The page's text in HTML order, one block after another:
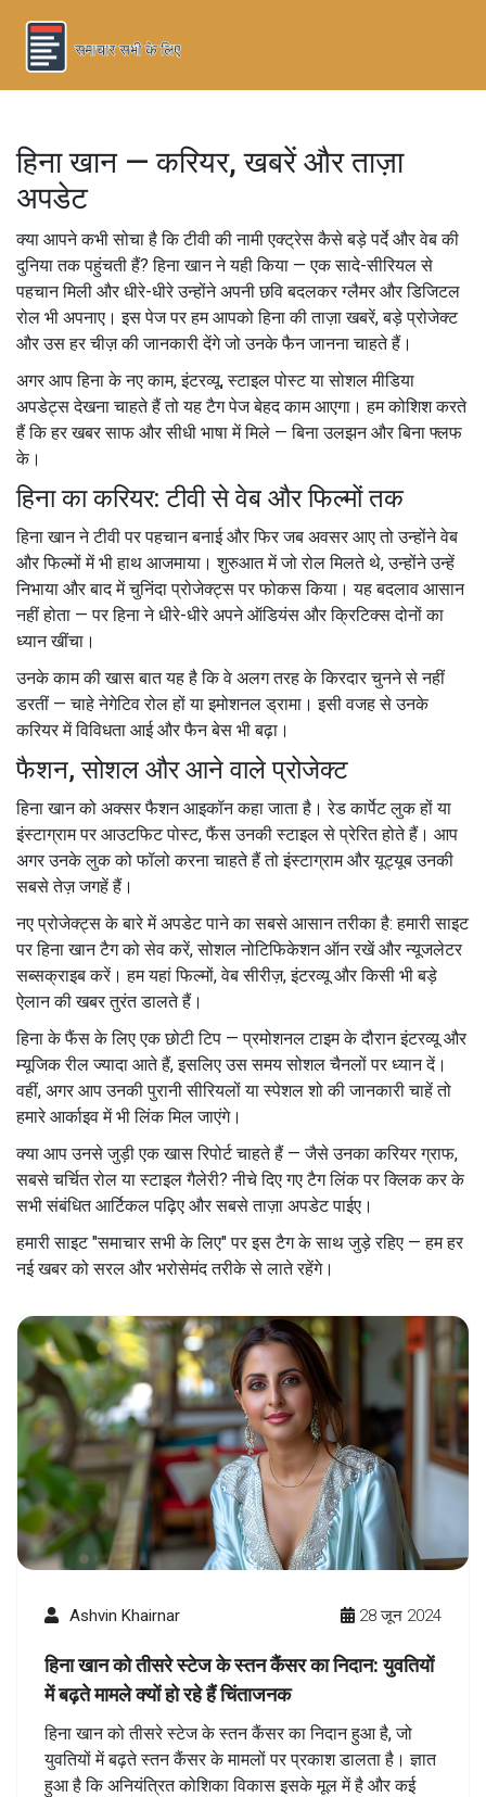
हिना खान — करियर, खबरें और ताज़ा
अपडेट
क्या आपने कभी सोचा है कि टीवी की नामी एक्ट्रेस कैसे बड़े पर्दे और वेब की
दुनिया तक पहुंचती हैं? हिना खान ने यही किया — एक सादे-सीरियल से
पहचान मिली और धीरे-धीरे उन्होंने अपनी छवि बदलकर ग्लैमर और डिजिटल
रोल भी अपनाए। इस पेज पर हम आपको हिना की ताज़ा खबरें, बड़े प्रोजेक्ट
और उस हर चीज़ की जानकारी देंगे जो उनके फैन जानना चाहते हैं।
अगर आप हिना के नए काम, इंटरव्यू, स्टाइल पोस्ट या सोशल मीडिया
अपडेट्स देखना चाहते हैं तो यह टैग पेज बेहद काम आएगा। हम कोशिश करते
हैं कि हर खबर साफ और सीधी भाषा में मिले — बिना उलझन और बिना फ्लफ
के।
हिना का करियर: टीवी से वेब और फिल्मों तक
हिना खान ने टीवी पर पहचान बनाई और फिर जब अवसर आए तो उन्होंने वेब
और फिल्मों में भी हाथ आजमाया। शुरुआत में जो रोल मिलते थे, उन्होंने उन्हें
निभाया और बाद में चुनिंदा प्रोजेक्ट्स पर फोकस किया। यह बदलाव आसान
नहीं होता — पर हिना ने धीरे-धीरे अपने ऑडियंस और क्रिटिक्स दोनों का
ध्यान खींचा।
उनके काम की खास बात यह है कि वे अलग तरह के किरदार चुनने से नहीं
डरतीं — चाहे नेगेटिव रोल हों या इमोशनल ड्रामा। इसी वजह से उनके
करियर में विविधता आई और फैन बेस भी बढ़ा।
फैशन, सोशल और आने वाले प्रोजेक्ट
हिना खान को अक्सर फैशन आइकॉन कहा जाता है। रेड कार्पेट लुक हों या
इंस्टाग्राम पर आउटफिट पोस्ट, फैंस उनकी स्टाइल से प्रेरित होते हैं। आप
अगर उनके लुक को फॉलो करना चाहते हैं तो इंस्टाग्राम और यूट्यूब उनकी
सबसे तेज़ जगहें हैं।
नए प्रोजेक्ट्स के बारे में अपडेट पाने का सबसे आसान तरीका है: हमारी साइट
पर हिना खान टैग को सेव करें, सोशल नोटिफिकेशन ऑन रखें और न्यूजलेटर
सब्सक्राइब करें। हम यहां फिल्मों, वेब सीरीज़, इंटरव्यू और किसी भी बड़े
ऐलान की खबर तुरंत डालते हैं।
हिना के फैंस के लिए एक छोटी टिप — प्रमोशनल टाइम के दौरान इंटरव्यू और
म्यूजिक रील ज्यादा आते हैं, इसलिए उस समय सोशल चैनलों पर ध्यान दें।
वहीं, अगर आप उनकी पुरानी सीरियलों या स्पेशल शो की जानकारी चाहें तो
हमारे आर्काइव में भी लिंक मिल जाएंगे।
क्या आप उनसे जुड़ी एक खास रिपोर्ट चाहते हैं — जैसे उनका करियर ग्राफ,
सबसे चर्चित रोल या स्टाइल गैलेरी? नीचे दिए गए टैग लिंक पर क्लिक कर के
सभी संबंधित आर्टिकल पढ़िए और सबसे ताज़ा अपडेट पाईए।
हमारी साइट "समाचार सभी के लिए" पर इस टैग के साथ जुड़े रहिए — हम हर
नई खबर को सरल और भरोसेमंद तरीके से लाते रहेंगे।
Ashvin Khairnar 28 जून 2024
हिना खान को तीसरे स्टेज के स्तन कैंसर का निदान: युवतियों
में बढ़ते मामले क्यों हो रहे हैं चिंताजनक
हिना खान को तीसरे स्टेज के स्तन कैंसर का निदान हुआ है, जो
युवतियों में बढ़ते स्तन कैंसर के मामलों पर प्रकाश डालता है। ज्ञात
हुआ है कि अनियंत्रित कोशिका विकास इसके मूल में है और कई